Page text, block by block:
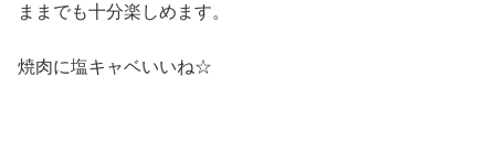
ままでも十分楽しめます。
焼肉に塩キャベいいね☆